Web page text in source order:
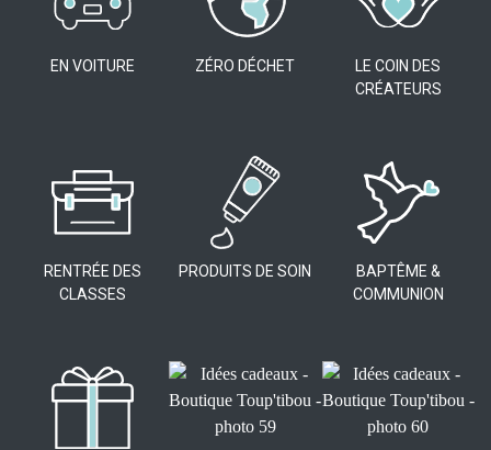
EN VOITURE ZÉRO DÉCHET
LE COIN DES
CRÉATEURS
RENTRÉE DES
CLASSES
PRODUITS DE SOIN
BAPTÊME &
COMMUNION